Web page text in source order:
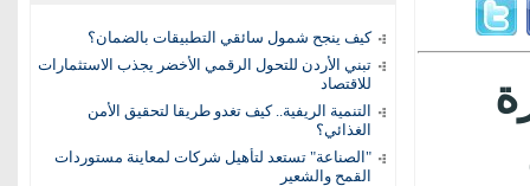
كيف ينجح شمول سائقي التطبيقات بالضمان؟
تبني الأردن للتحول الرقمي الأخضر يجذب الاستثمارات
للاقتصاد
التنمية الريفية.. كيف تغدو طريقا لتحقيق الأمن
الغذائي؟
"الصناعة" تستعد لتأهيل شركات لمعاينة مستوردات
القمح والشعير